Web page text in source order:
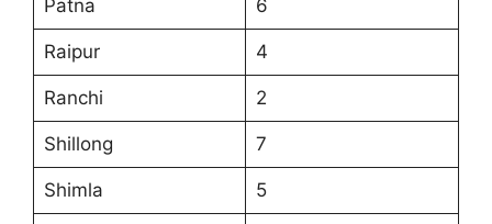
Patna 6
Raipur 4
Ranchi 2
Shillong 7
Shimla 5